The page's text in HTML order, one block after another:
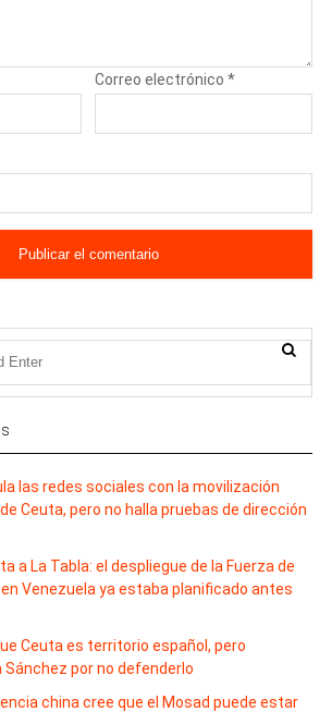
Correo electrónico*
las redes sociales con la movilización
Ceuta, pero no halla pruebas de dirección
a La Tabla: el despliegue de la Fuerza de
Venezuela ya estaba planificado antes
Ceuta es territorio español, pero
por no defenderlo
china cree que el Mosad puede estar